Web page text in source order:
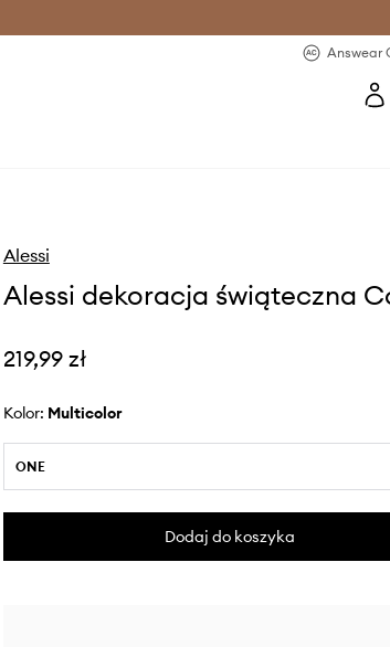
Answear
Alessi
Alessi dekoracja świąteczna
219,99 zł
Kolor: multicolor
ONE
Dodaj do koszyka